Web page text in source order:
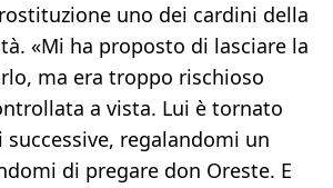
uno dei cardini della
«Mi ha proposto di lasciare la
ma era troppo rischioso
a vista. Lui è tornato
regalandomi un
di pregare don Oreste. E